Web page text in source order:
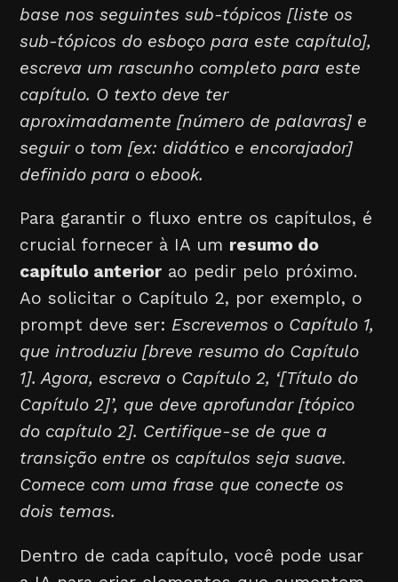
base nos seguintes sub-tópicos [liste os
sub-tópicos do esboço para este capítulo],
escreva um rascunho completo para este
capítulo. O texto deve ter
aproximadamente [número de palavras] e
seguir o tom [ex: didático e encorajador]
definido para o ebook.
Para garantir o fluxo entre os capítulos, é
crucial fornecer à IA um resumo do
capítulo anterior ao pedir pelo próximo.
Ao solicitar o Capítulo 2, por exemplo, o
prompt deve ser: Escrevemos o Capítulo 1,
que introduziu [breve resumo do Capítulo
1]. Agora, escreva o Capítulo 2, ‘[Título do
Capítulo 2]’, que deve aprofundar [tópico
do capítulo 2]. Certifique-se de que a
transição entre os capítulos seja suave.
Comece com uma frase que conecte os
dois temas.
Dentro de cada capítulo, você pode usar